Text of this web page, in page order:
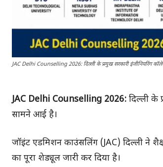
JAC Delhi Counselling 2026: दिल्ली के प्रमुख सरकारी इंजीनियरिंग
JAC Delhi Counselling 2026: दिल्ली के
सामने आई है।
जॉइंट एडमिशन काउंसलिंग (JAC) दिल्ली ने
का पूरा शेड्यूल जारी कर दिया है।